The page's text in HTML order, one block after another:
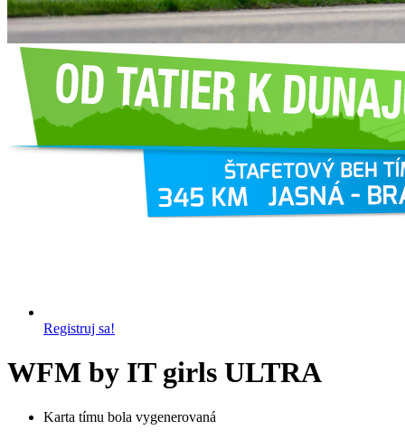
Registruj sa!
WFM by IT girls ULTRA
Karta tímu bola vygenerovaná